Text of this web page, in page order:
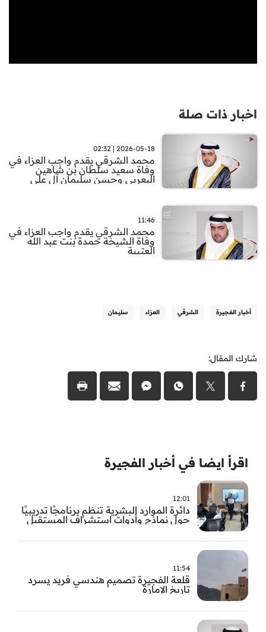
اخبار ذات صلة
2026-05-18 | 02:32
محمد الشرقي يقدم واجب العزاء في
وفاة سعيد سلطان بن شاهين
اليعربي وحسن سليمان آل علي
11:46
محمد الشرقي يقدم واجب العزاء في
وفاة الشيخة حمدة بنت عبد الله
العتيبة
أخبار الفجيرة الشرقي العزاء سليمان
شارك المقال:
اقرأ ايضا في أخبار الفجيرة
12:01
دائرة الموارد البشرية تنظم برنامجًا تدريبيًا
حول نماذج وأدوات استشراف المستقبل
11:54
قلعة الفجيرة تصميم هندسي فريد يسرد
تاريخ الإمارة